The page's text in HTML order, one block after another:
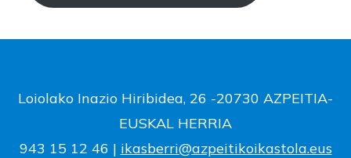
Loiolako Inazio Hiribidea, 26 -20730 AZPEITIA-
EUSKAL HERRIA
943 15 12 46 | ikasberri@azpeitikoikastola.eus